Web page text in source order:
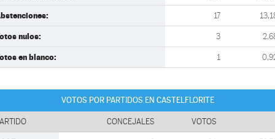
17
nulos: 3
en blanco: 1
VOTOS POR PARTIDOS EN CASTELFLORITE
CONCEJALES VOTOS